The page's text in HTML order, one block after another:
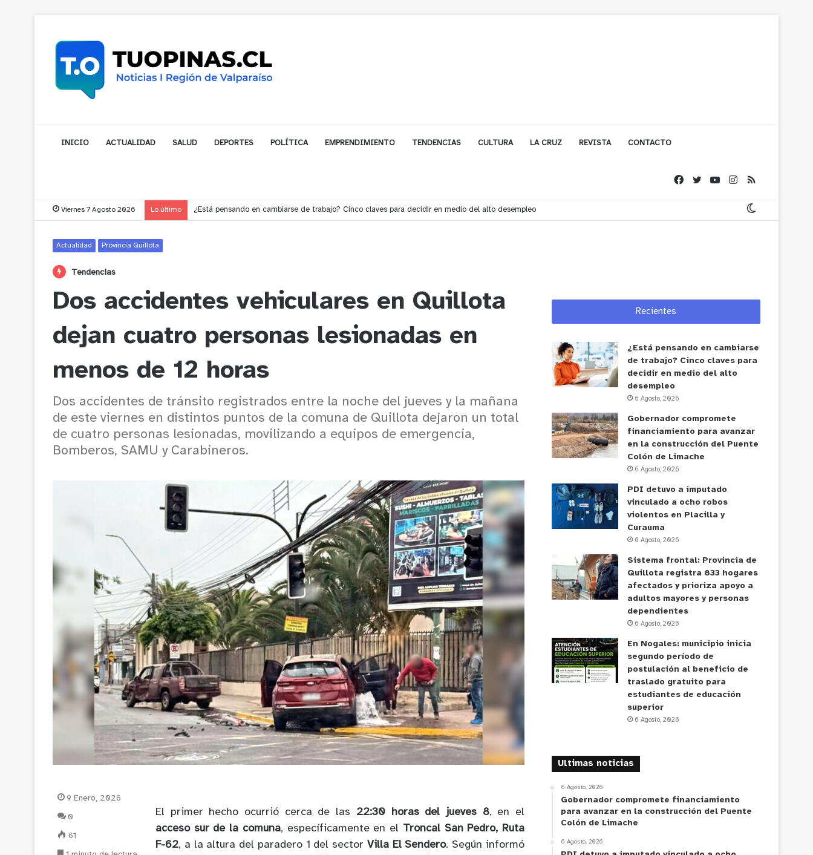
INICIO ACTUALIDAD SALUD DEPORTES POLÍTICA EMPRENDIMIENTO TENDENCIAS CULTURA LA CRUZ REVISTA CONTACTO
Viernes 7 Agosto 2026 Lo último Gobernador compromete financiamiento para avanzar en la construcción del Puente Colón de Limache
Actualidad Provincia Quillota
Tendencias
Dos accidentes vehiculares en Quillota
dejan cuatro personas lesionadas en
menos de 12 horas
Dos accidentes de tránsito registrados entre la noche del jueves y la mañana
de este viernes en distintos puntos de la comuna de Quillota dejaron un total
de cuatro personas lesionadas, movilizando a equipos de emergencia,
Bomberos, SAMU y Carabineros.
El primer hecho ocurrió cerca de las 22:30 horas del jueves 8, en el
acceso sur de la comuna, específicamente en el Troncal San Pedro, Ruta
F-62, a la altura del paradero 1 del sector Villa El Sendero. Según informó
9 Enero, 2026
0
61
Recientes
¿Está pensando en cambiarse
de trabajo? Cinco claves para
decidir en medio del alto
desempleo
6 Agosto, 2026
Gobernador compromete
financiamiento para avanzar
en la construcción del Puente
Colón de Limache
6 Agosto, 2026
PDI detuvo a imputado
vinculado a ocho robos
violentos en Placilla y
Curauma
6 Agosto, 2026
Sistema frontal: Provincia de
Quillota registra 833 hogares
afectados y prioriza apoyo a
adultos mayores y personas
dependientes
6 Agosto, 2026
En Nogales: municipio inicia
segundo período de
postulación al beneficio de
traslado gratuito para
estudiantes de educación
superior
6 Agosto, 2026
Ultimas noticias
6 Agosto, 2026
Gobernador compromete financiamiento
para avanzar en la construcción del Puente
Colón de Limache
6 Agosto, 2026